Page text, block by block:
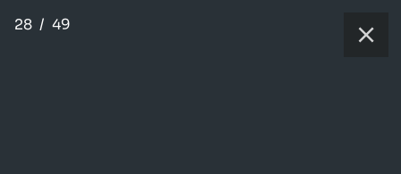
28 / 49